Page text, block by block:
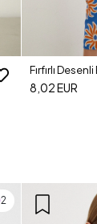
Fırfırlı
8,02 EUR
2